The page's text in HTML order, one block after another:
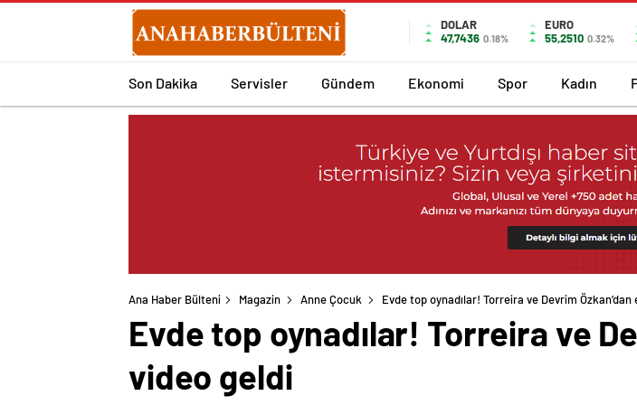
DOLAR
47,7436 0.18%
EURO
55,2510 0.32%
Son Dakika Servisler Gündem Ekonomi Spor Kadın
Ana Haber Bülteni Magazin Anne Çocuk Evde top oynadılar! Torreira ve Devrim
Evde top oynadılar! Torreira ve
video geldi